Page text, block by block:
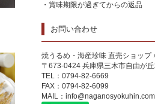
・賞味期限が過ぎてからの返品
お問い合わせ
焼うるめ・海産珍味 直売ショップ
〒673-0424 兵庫県三木市自由が
TEL：0794-82-6669
FAX：0794-82-6099
MAIL： info@naganosyokuhin.com